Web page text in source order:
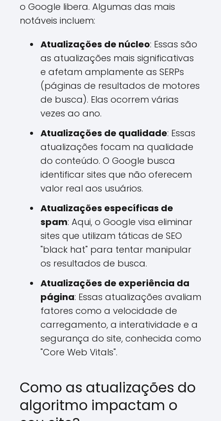
o Google libera. Algumas das mais
notáveis incluem:
Atualizações de núcleo: Essas são
as atualizações mais significativas
e afetam amplamente as SERPs
(páginas de resultados de motores
de busca). Elas ocorrem várias
vezes ao ano.
Atualizações de qualidade: Essas
atualizações focam na qualidade
do conteúdo. O Google busca
identificar sites que não oferecem
valor real aos usuários.
Atualizações específicas de
spam: Aqui, o Google visa eliminar
sites que utilizam táticas de SEO
"black hat" para tentar manipular
os resultados de busca.
Atualizações de experiência da
página: Essas atualizações avaliam
fatores como a velocidade de
carregamento, a interatividade e a
segurança do site, conhecida como
"Core Web Vitals".
Como as atualizações do
algoritmo impactam o